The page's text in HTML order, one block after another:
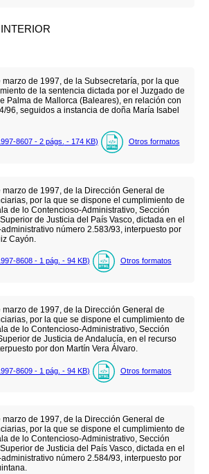
de 1997, de la Subsecretaría, por la que
de la sentencia dictada por el Juzgado de
Palma de Mallorca (Baleares), en relación con
96, seguidos a instancia de doña María Isabel
8607 - 2 págs. - 174 KB) Otros formatos
de 1997, de la Dirección General de
por la que se dispone el cumplimiento de
de lo Contencioso-Administrativo, Sección
de Justicia del País Vasco, dictada en el
número 2.583/93, interpuesto por
Cayón.
8608 - 1 pág. - 94 KB) Otros formatos
de 1997, de la Dirección General de
por la que se dispone el cumplimiento de
de lo Contencioso-Administrativo, Sección
de Justicia de Andalucía, en el recurso
por don Martín Vera Álvaro.
8609 - 1 pág. - 94 KB) Otros formatos
de 1997, de la Dirección General de
por la que se dispone el cumplimiento de
de lo Contencioso-Administrativo, Sección
de Justicia del País Vasco, dictada en el
número 2.584/93, interpuesto por